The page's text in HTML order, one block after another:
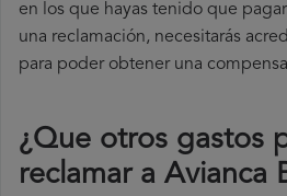
en los que hayas tenido que
una reclamación, necesitarás
para poder obtener una
¿Que otros gastos
reclamar a Avianca